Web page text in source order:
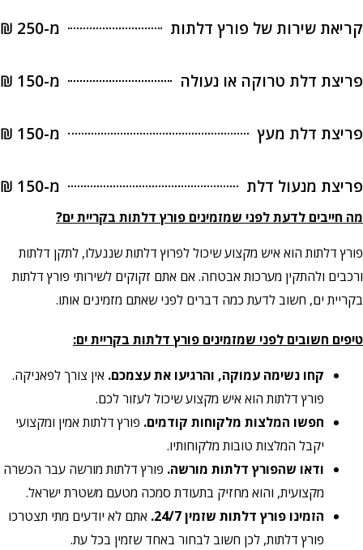
קריאת שירות של פורץ דלתות מ-250 ₪
פריצת דלת טרוקה או נעולה מ-150 ₪
פריצת דלת מעץ מ-150 ₪
פריצת מנעול דלת מ-150 ₪
מה חייבים לדעת לפני שמזמינים פורץ דלתות בקריית ים?
פורץ דלתות הוא איש מקצוע שיכול לפרוץ דלתות שננעלו, לתקן דלתות
ורכבים ולהתקין מערכות אבטחה. אם אתם זקוקים לשירותי פורץ דלתות
בקריית ים, חשוב לדעת כמה דברים לפני שאתם מזמינים אותו.
טיפים חשובים לפני שמזמינים פורץ דלתות בקריית ים:
קחו נשימה עמוקה, והרגיעו את עצמכם. אין צורך לפאניקה.
פורץ דלתות הוא איש מקצוע שיכול לעזור לכם.
חפשו המלצות מלקוחות קודמים. פורץ דלתות אמין ומקצועי
יקבל המלצות טובות מלקוחותיו.
ודאו שהפורץ דלתות מורשה. פורץ דלתות מורשה עבר הכשרה
מקצועית, והוא מחזיק בתעודת סמכה מטעם משטרת ישראל.
הזמינו פורץ דלתות שזמין 24/7.
אתם לא יודעים מתי תצטרכו
פורץ דלתות, לכן חשוב לבחור באחד שזמין בכל עת.